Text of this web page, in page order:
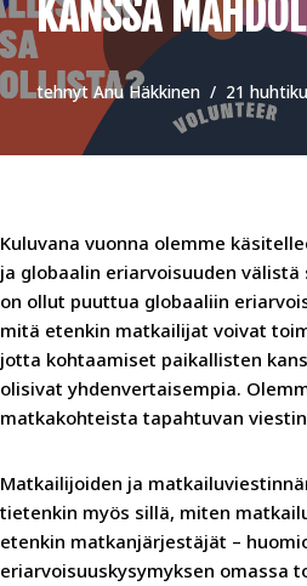
KANSSA
tehnyt Anu Häkkinen 21
Kuluvana vuonna olemme
ja globaalin eriarvoisuuden
on ollut puuttua globaaliin
mitä etenkin matkailijat voivat
jotta kohtaamiset paikallisten
olisivat yhdenvertaisempia.
matkakohteista tapahtuvan
Matkailijoiden ja
tietenkin myös sillä, miten
etenkin matkanjärjestäjät –
eriarvoisuuskysymyksen omassa